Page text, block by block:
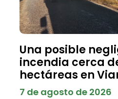
Una posible
incendia cerca
hectáreas en
7 de agosto de 2026